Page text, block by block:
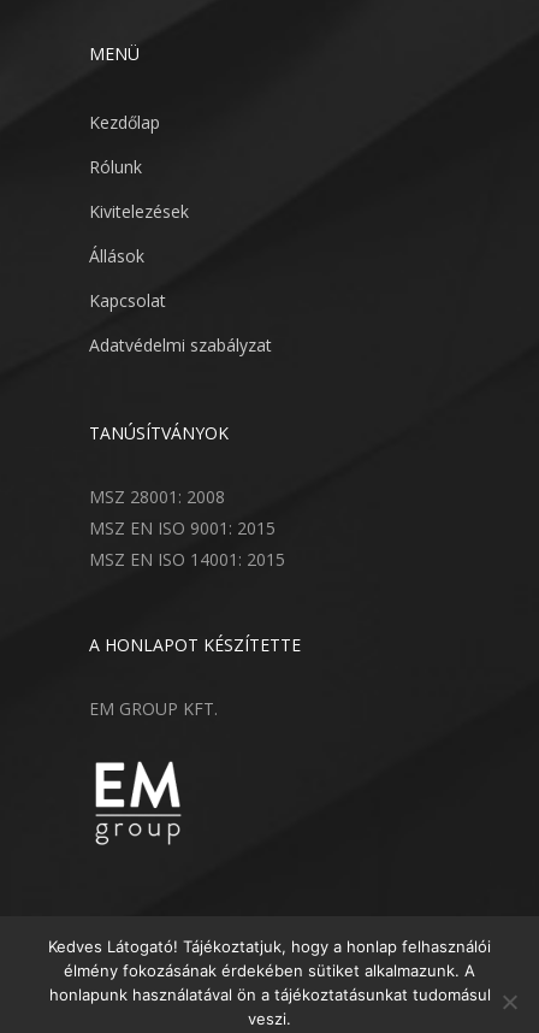
MENÜ
Kezdőlap
Rólunk
Kivitelezések
Állások
Kapcsolat
Adatvédelmi szabályzat
TANÚSÍTVÁNYOK
MSZ 28001: 2008
MSZ EN ISO 9001: 2015
MSZ EN ISO 14001: 2015
A HONLAPOT KÉSZÍTETTE
EM GROUP KFT.
Kedves Látogató! Tájékoztatjuk, hogy a honlap felhasználói
élmény fokozásának érdekében sütiket alkalmazunk. A
honlapunk használatával ön a tájékoztatásunkat tudomásul
veszi.